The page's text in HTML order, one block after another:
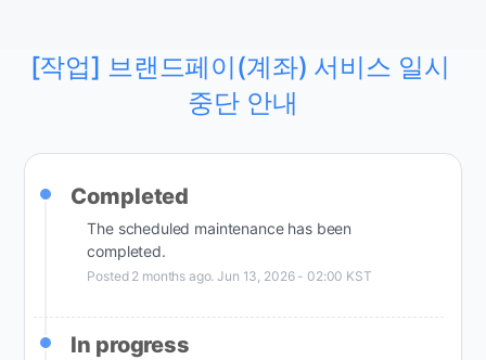
[작업] 브랜드페이(계좌) 서비스 일시
중단 안내
Completed
The scheduled maintenance has been
completed.
Posted 2 months ago.Jun 13 2026- 02:00 KST
In progress